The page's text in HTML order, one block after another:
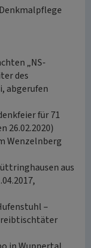
„NS-
des
abgerufen
für 71
26.02.2020)
Wenzelnberg
aus
–